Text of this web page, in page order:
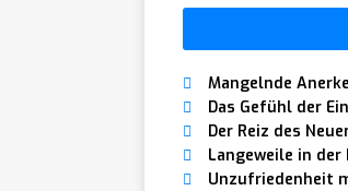
Mangelnde
Das Gefühl der
Der Reiz des
Langeweile in der
Unzufriedenheit